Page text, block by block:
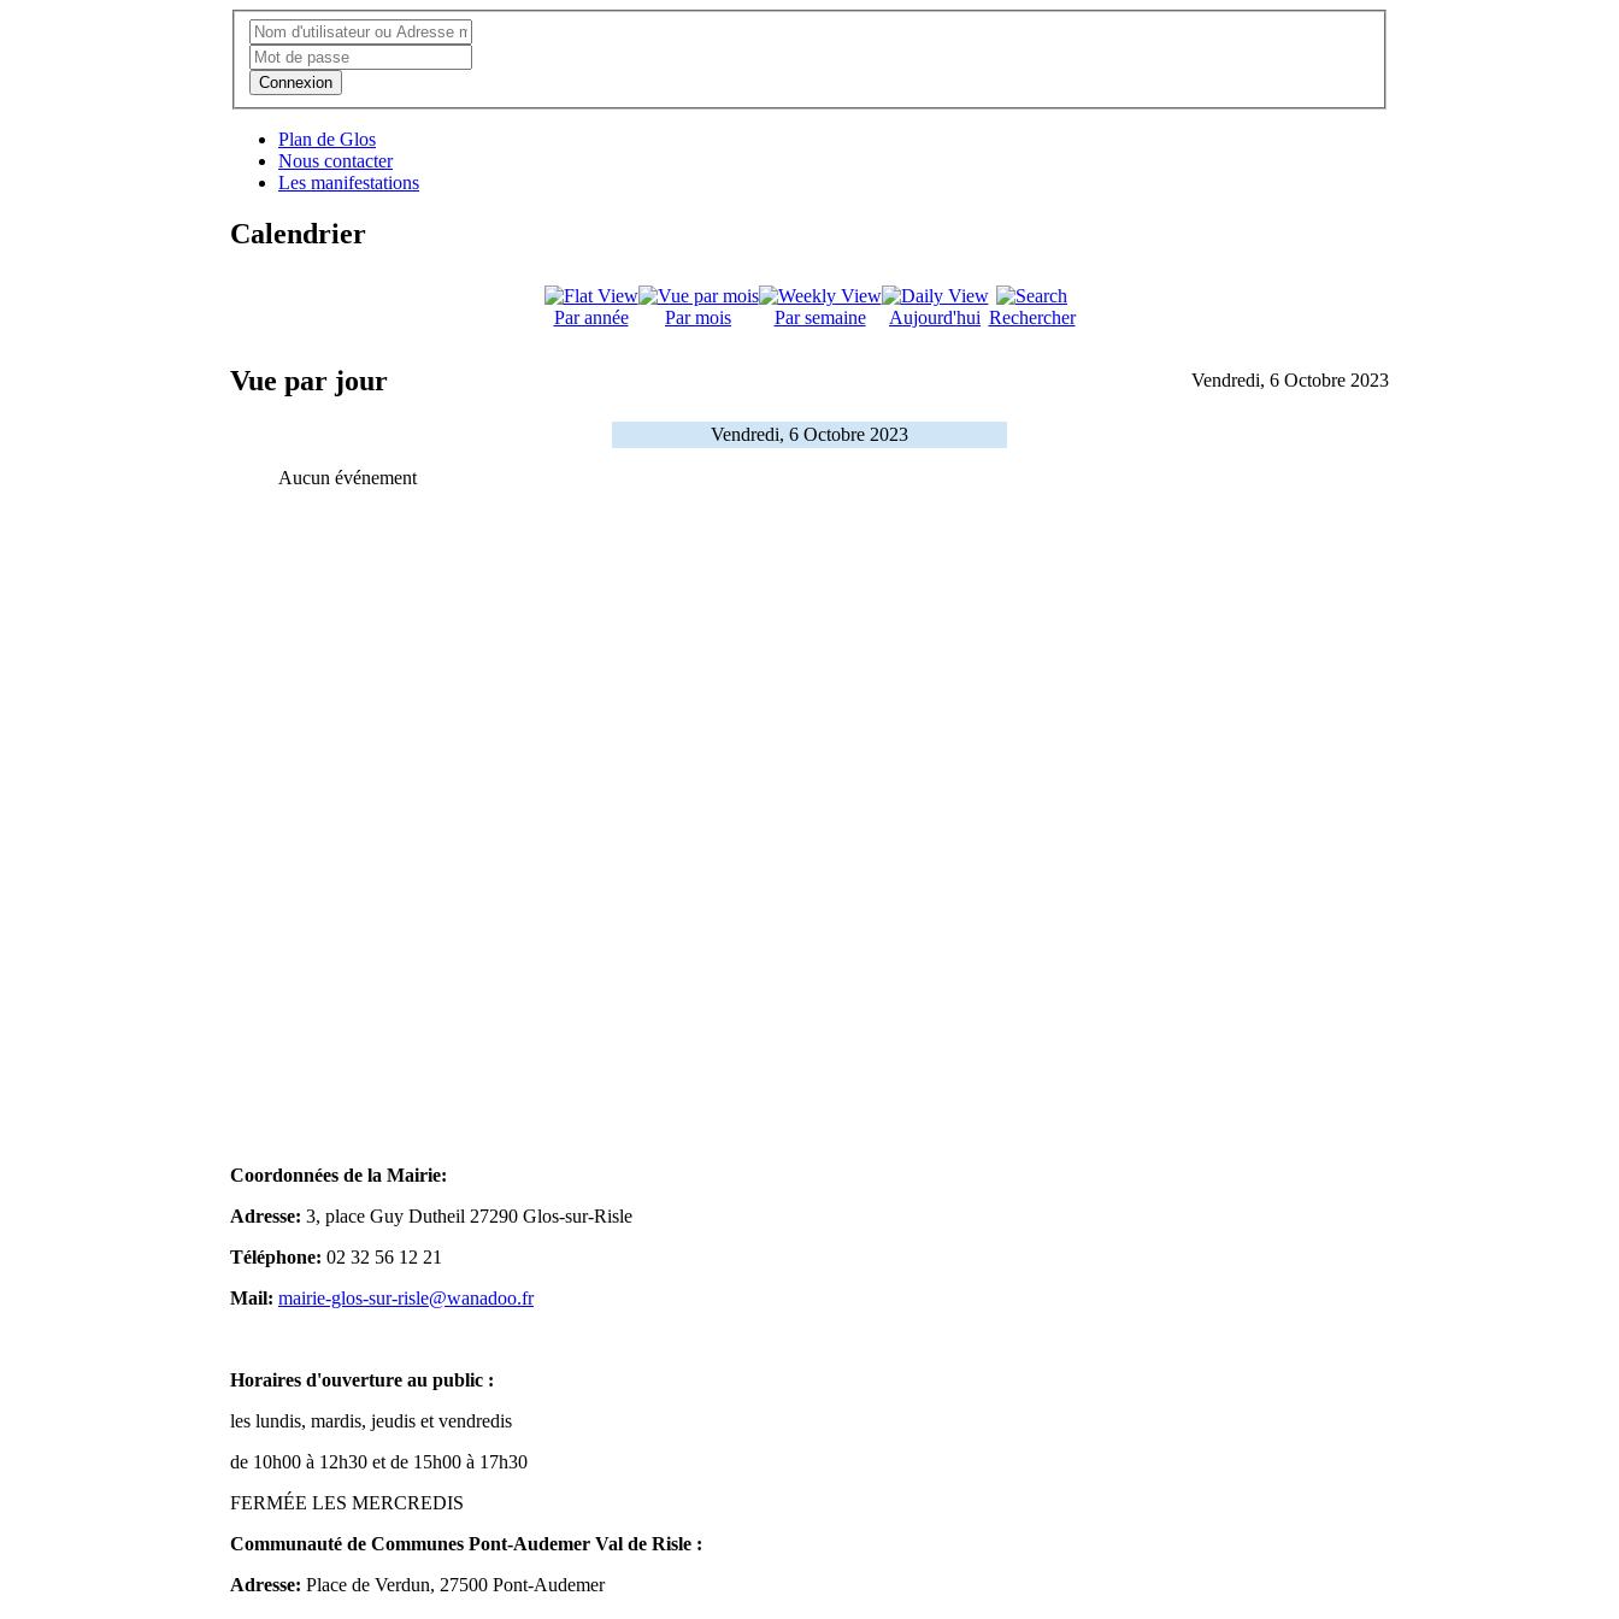
Connexion
Plan de Glos
Nous contacter
Les manifestations
Calendrier
Par année Par mois Par semaine Aujourd'hui Rechercher
Vue par jour Vendredi, 6 Octobre 2023
Vendredi, 6 Octobre 2023
Aucun événement
Coordonnées de la Mairie:
Adresse: 3, place Guy Dutheil 27290 Glos-sur-Risle
Téléphone: 02 32 56 12 21
Mail: mairie-glos-sur-risle@wanadoo.fr
Horaires d'ouverture au public :
les lundis, mardis, jeudis et vendredis
de 10h00 à 12h30 et de 15h00 à 17h30
FERMÉE LES MERCREDIS
Communauté de Communes Pont-Audemer Val de Risle :
Adresse: Place de Verdun, 27500 Pont-Audemer